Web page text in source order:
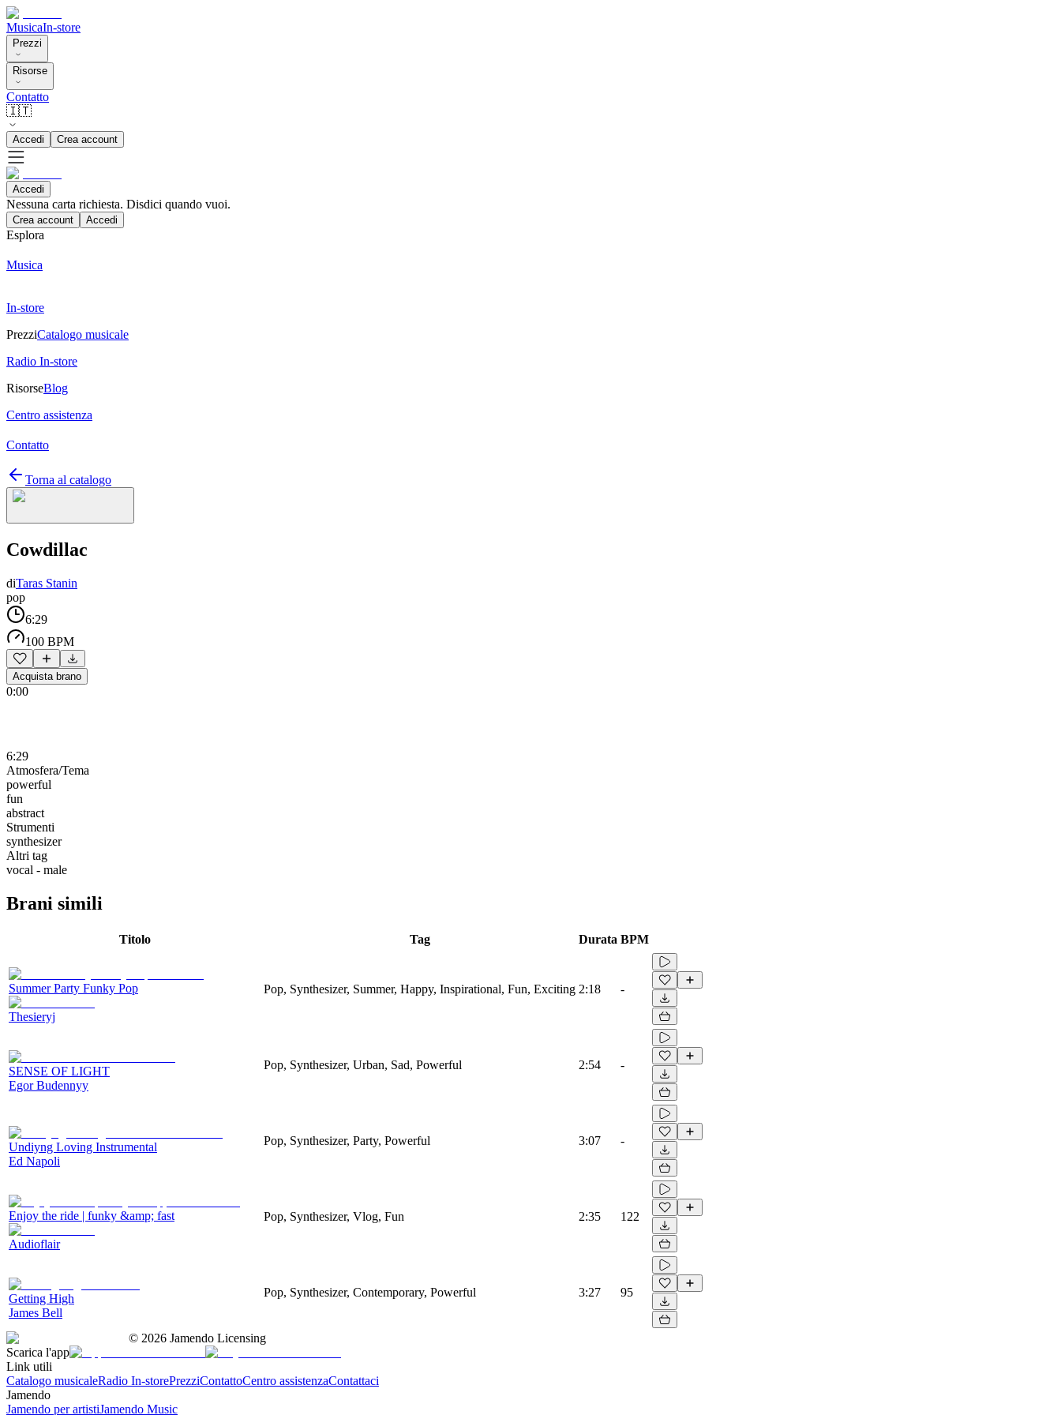
MusicaIn-store
Prezzi
Risorse
Contatto
🇮🇹
Accedi Crea account
Accedi
Nessuna carta richiesta. Disdici quando vuoi.
Crea account Accedi
Esplora
Musica
In-store
PrezziCatalogo musicale
Radio In-store
RisorseBlog
Centro assistenza
Contatto
Torna al catalogo
Cowdillac
diTaras Stanin
pop
6:29
100 BPM
Acquista brano
0:00
6:29
Atmosfera/Tema
powerful
fun
abstract
Strumenti
synthesizer
Altri tag
vocal - male
Brani simili
Titolo Tag Durata BPM
Summer Party Funky Pop
Thesieryj
Pop, Synthesizer, Summer, Happy, Inspirational, Fun, Exciting 2:18 -
SENSE OF LIGHT
Egor Budennyy
Pop, Synthesizer, Urban, Sad, Powerful 2:54 -
Undiyng Loving Instrumental
Ed Napoli
Pop, Synthesizer, Party, Powerful 3:07 -
Enjoy the ride | funky &amp; fast
Audioflair
Pop, Synthesizer, Vlog, Fun 2:35 122
Getting High
James Bell
Pop, Synthesizer, Contemporary, Powerful 3:27 95
© 2026 Jamendo Licensing
Scarica l'app
Link utili
Catalogo musicaleRadio In-storePrezziContattoCentro assistenzaContattaci
Jamendo
Jamendo per artistiJamendo Music